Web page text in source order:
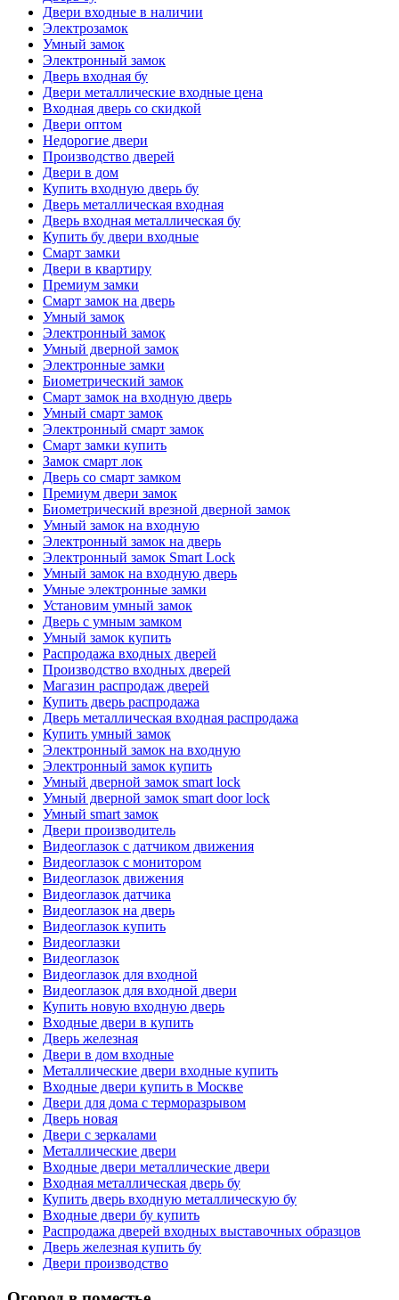
Двери входные в наличии
Электрозамок
Умный замок
Электронный замок
Дверь входная бу
Двери металлические входные цена
Входная дверь со скидкой
Двери оптом
Недорогие двери
Производство дверей
Двери в дом
Купить входную дверь бу
Дверь металлическая входная
Дверь входная металлическая бу
Купить бу двери входные
Смарт замки
Двери в квартиру
Премиум замки
Смарт замок на дверь
Умный замок
Электронный замок
Умный дверной замок
Электронные замки
Биометрический замок
Смарт замок на входную дверь
Умный смарт замок
Электронный смарт замок
Смарт замки купить
Замок смарт лок
Дверь со смарт замком
Премиум двери замок
Биометрический врезной дверной замок
Умный замок на входную
Электронный замок на дверь
Электронный замок Smart Lock
Умный замок на входную дверь
Умные электронные замки
Установим умный замок
Дверь с умным замком
Умный замок купить
Распродажа входных дверей
Производство входных дверей
Магазин распродаж дверей
Купить дверь распродажа
Дверь металлическая входная распродажа
Купить умный замок
Электронный замок на входную
Электронный замок купить
Умный дверной замок smart lock
Умный дверной замок smart door lock
Умный smart замок
Двери производитель
Видеоглазок с датчиком движения
Видеоглазок с монитором
Видеоглазок движения
Видеоглазок датчика
Видеоглазок на дверь
Видеоглазок купить
Видеоглазки
Видеоглазок
Видеоглазок для входной
Видеоглазок для входной двери
Купить новую входную дверь
Входные двери в купить
Дверь железная
Двери в дом входные
Металлические двери входные купить
Входные двери купить в Москве
Двери для дома с терморазрывом
Дверь новая
Двери с зеркалами
Металлические двери
Входные двери металлические двери
Входная металлическая дверь бу
Купить дверь входную металлическую бу
Входные двери бу купить
Распродажа дверей входных выставочных образцов
Дверь железная купить бу
Двери производство